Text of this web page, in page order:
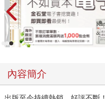
內容簡介